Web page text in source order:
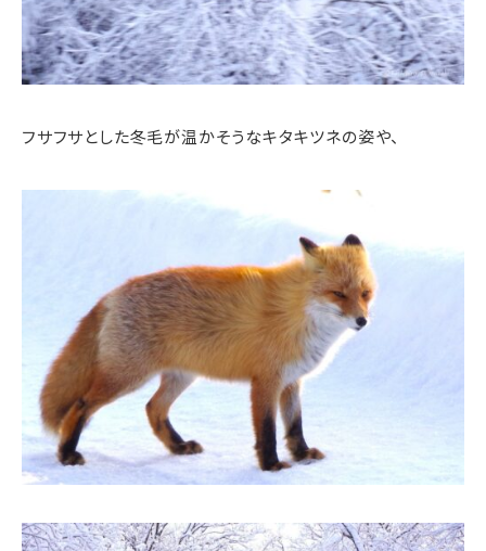
フサフサとした冬毛が温かそうなキタキツネの姿や、